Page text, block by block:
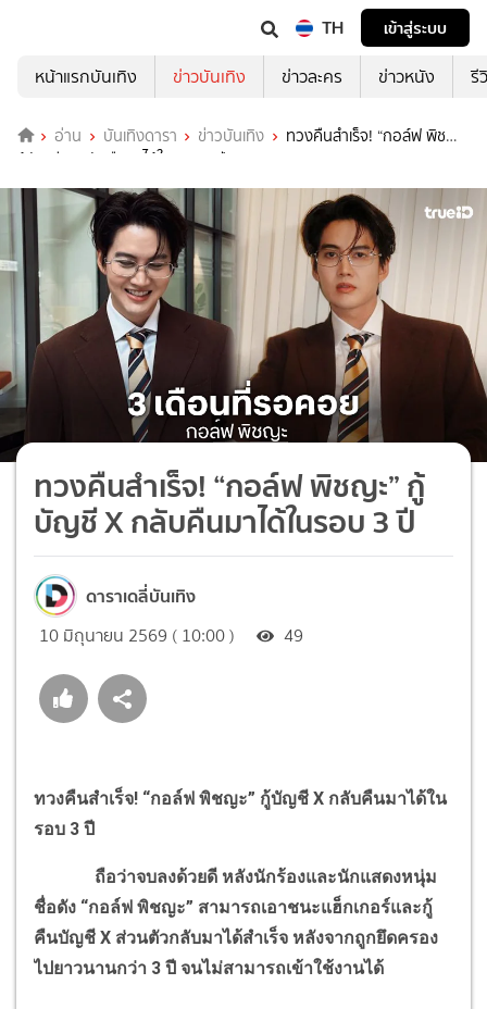
TH
เข้าสู่ระบบ
หน้าแรกบันเทิง
ข่าวบันเทิง ข่าวละคร ข่าวหนัง รี
อ่าน บันเทิงดารา ข่าวบันเทิง
ทวงคืนสำเร็จ! “กอล์ฟ พิชญะ”
กู้บัญชี X กลับคืนมาได้ในรอบ 3 ปี
ทวงคืนสำเร็จ! “กอล์ฟ พิชญะ” กู้
บัญชี X กลับคืนมาได้ในรอบ 3 ปี
ดาราเดลี่บันเทิง
10 มิถุนายน 2569 ( 10:00 ) 49
ทวงคืนสำเร็จ! “กอล์ฟ พิชญะ” กู้บัญชี X กลับคืนมาได้ใน
รอบ 3 ปี
ถือว่าจบลงด้วยดี หลังนักร้องและนักแสดงหนุ่ม
ชื่อดัง “กอล์ฟ พิชญะ” สามารถเอาชนะแฮ็กเกอร์และกู้
คืนบัญชี X ส่วนตัวกลับมาได้สำเร็จ หลังจากถูกยึดครอง
ไปยาวนานกว่า 3 ปี จนไม่สามารถเข้าใช้งานได้